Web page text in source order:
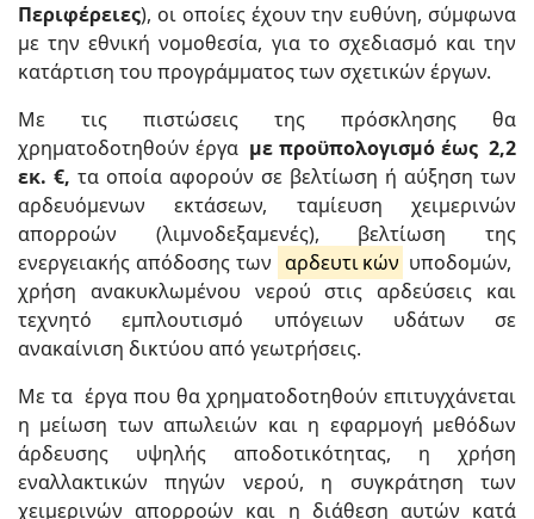
Περιφέρειες), οι οποίες έχουν την ευθύνη, σύμφωνα
με την εθνική νομοθεσία, για το σχεδιασμό και την
κατάρτιση του προγράμματος των σχετικών έργων.
Με τις πιστώσεις της πρόσκλησης θα
χρηματοδοτηθούν έργα με προϋπολογισμό έως 2,2
εκ. €, τα οποία αφορούν σε βελτίωση ή αύξηση των
αρδευόμενων εκτάσεων, ταμίευση χειμερινών
απορροών (λιμνοδεξαμενές), βελτίωση της
ενεργειακής απόδοσης των αρδευτικών υποδομών,
χρήση ανακυκλωμένου νερού στις αρδεύσεις και
τεχνητό εμπλουτισμό υπόγειων υδάτων σε
ανακαίνιση δικτύου από γεωτρήσεις.
Με τα έργα που θα χρηματοδοτηθούν επιτυγχάνεται
η μείωση των απωλειών και η εφαρμογή μεθόδων
άρδευσης υψηλής αποδοτικότητας, η χρήση
εναλλακτικών πηγών νερού, η συγκράτηση των
χειμερινών απορροών και η διάθεση αυτών κατά